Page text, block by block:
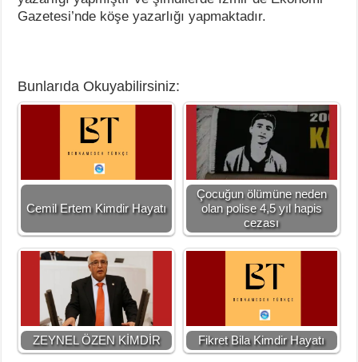
Gazetesi’nde köşe yazarlığı yapmaktadır.
Bunlarıda Okuyabilirsiniz:
Cemil Ertem Kimdir Hayatı
Çocuğun ölümüne neden
olan polise 4,5 yıl hapis
cezası
ZEYNEL ÖZEN KİMDİR Fikret Bila Kimdir Hayatı